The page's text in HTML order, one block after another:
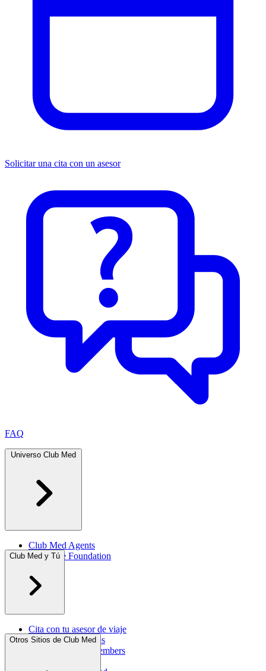
Solicitar una cita con un asesor
FAQ
Club Med Agents
Corporate Foundation
Club Med y Tú
Cita con tu asesor de viaje
iPhone & iPad Apps
Programa Great Members
Otros Sitios de Club Med